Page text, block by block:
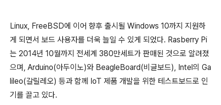
Linux, FreeBSD에 이어 향후 출시될 Windows 10까지 지원하
게 되면서 보드 사용자를 더욱 늘일 수 있게 되었다. Rasberry Pi
는 2014년 10월까지 전세계 380만세트가 판매된 것으로 알려졌
으며, Arduino(아두이노)와 BeagleBoard(비글보드), Intel의 Ga
lileo(갈릴레오) 등과 함께 IoT 제품 개발을 위한 테스트보드로 인
기를 끌고 있다.